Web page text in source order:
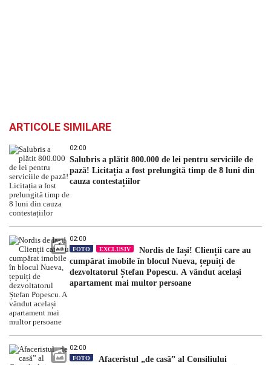
ARTICOLE SIMILARE
02:00
Salubris a plătit 800.000 de lei pentru serviciile de
pază! Licitația a fost prelungită timp de 8 luni din
cauza contestațiilor
02:00
FOTO EXCLUSIV
Nordis de Iași! Clienții care au
cumpărat imobile în blocul Nueva, țepuiți de
dezvoltatorul Ștefan Popescu. A vândut același
apartament mai multor persoane
02:00
FOTO
Afaceristul „de casă” al Consiliului